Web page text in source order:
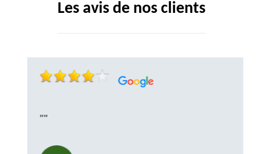
Les avis de nos clients
""